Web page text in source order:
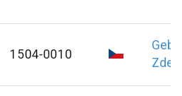
1504-0010